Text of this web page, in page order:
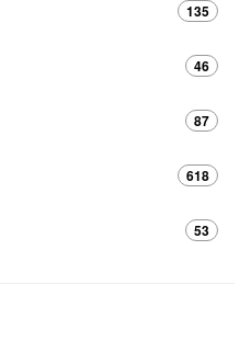
135
46
87
618
53